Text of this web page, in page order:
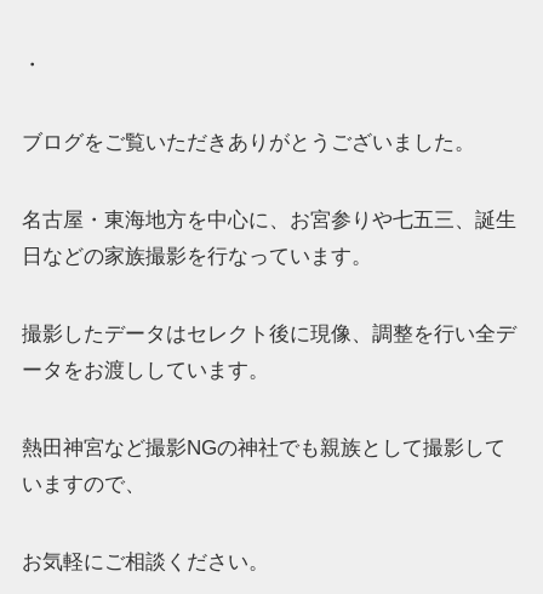
・
ブログをご覧いただきありがとうございました。
名古屋・東海地方を中心に、お宮参りや七五三、誕生
日などの家族撮影を行なっています。
撮影したデータはセレクト後に現像、調整を行い全デ
ータをお渡ししています。
熱田神宮など撮影NGの神社でも親族として撮影して
いますので、
お気軽にご相談ください。